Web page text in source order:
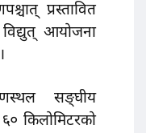
प्रस्तावित
आयोजना
सङ्घीय
किलोमिटरको